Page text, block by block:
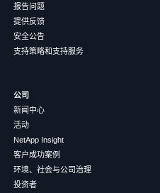
报告问题
提供反馈
安全公告
支持策略和支持服务
公司
新闻中心
活动
NetApp Insight
客户成功案例
环境、社会与公司治理
投资者